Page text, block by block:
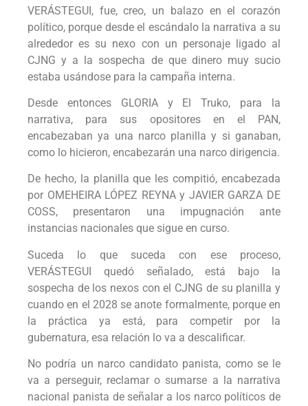
VERÁSTEGUI, fue, creo, un balazo en el corazón
político, porque desde el escándalo la narrativa a su
alrededor es su nexo con un personaje ligado al
CJNG y a la sospecha de que dinero muy sucio
estaba usándose para la campaña interna.
Desde entonces GLORIA y El Truko, para la
narrativa, para sus opositores en el PAN,
encabezaban ya una narco planilla y si ganaban,
como lo hicieron, encabezarán una narco dirigencia.
De hecho, la planilla que les compitió, encabezada
por OMEHEIRA LÓPEZ REYNA y JAVIER GARZA DE
COSS, presentaron una impugnación ante
instancias nacionales que sigue en curso.
Suceda lo que suceda con ese proceso,
VERÁSTEGUI quedó señalado, está bajo la
sospecha de los nexos con el CJNG de su planilla y
cuando en el 2028 se anote formalmente, porque en
la práctica ya está, para competir por la
gubernatura, esa relación lo va a descalificar.
No podría un narco candidato panista, como se le
va a perseguir, reclamar o sumarse a la narrativa
nacional panista de señalar a los narco políticos de